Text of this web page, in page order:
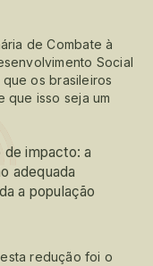
de Combate à
Social
que os brasileiros
que isso seja um
de impacto: a
adequada
a população
redução foi o